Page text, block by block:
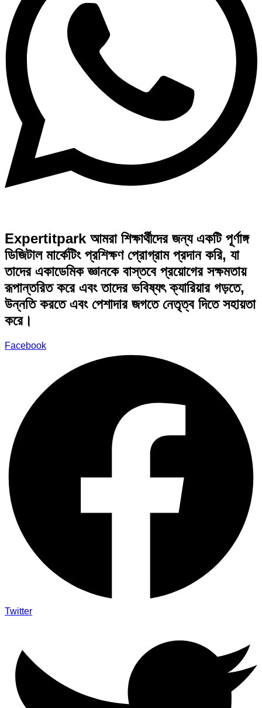
Expertitpark আমরা শিক্ষার্থীদের জন্য একটি পূর্ণাঙ্গ
ডিজিটাল মার্কেটিং প্রশিক্ষণ প্রোগ্রাম প্রদান করি, যা
তাদের একাডেমিক জ্ঞানকে বাস্তবে প্রয়োগের সক্ষমতায়
রূপান্তরিত করে এবং তাদের ভবিষ্যৎ ক্যারিয়ার গড়তে,
উন্নতি করতে এবং পেশাদার জগতে নেতৃত্ব দিতে সহায়তা
করে।
Facebook
Twitter